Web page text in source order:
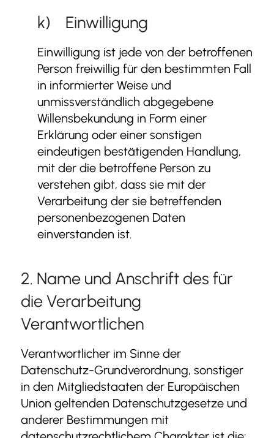
k) Einwilligung
Einwilligung ist jede von der betroffenen
Person freiwillig für den bestimmten Fall
in informierter Weise und
unmissverständlich abgegebene
Willensbekundung in Form einer
Erklärung oder einer sonstigen
eindeutigen bestätigenden Handlung,
mit der die betroffene Person zu
verstehen gibt, dass sie mit der
Verarbeitung der sie betreffenden
personenbezogenen Daten
einverstanden ist.
2. Name und Anschrift des für
die Verarbeitung
Verantwortlichen
Verantwortlicher im Sinne der
Datenschutz-Grundverordnung, sonstiger
in den Mitgliedstaaten der Europäischen
Union geltenden Datenschutzgesetze und
anderer Bestimmungen mit